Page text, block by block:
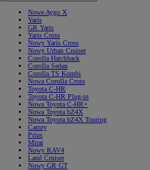
Nowe Aygo X
Yaris
GR Yaris
Yaris Cross
Nowy Yaris Cross
Nowy Urban Cruiser
Corolla Hatchback
Corolla Sedan
Corolla TS Kombi
Nowa Corolla Cross
Toyota C-HR
Toyota C-HR Plug-in
Nowa Toyota C-HR+
Nowa Toyota bZ4X
Nowa Toyota bZ4X Touring
Camry
Prius
Mirai
Nowy RAV4
Land Cruiser
Nowy GR GT